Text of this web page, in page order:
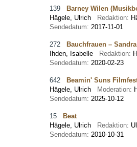
139 Barney Wilen
Hägele, Ulrich
Redaktion:
Sendedatum: 2017-11-01
272 Bauchfrauen –
Ihden, Isabelle
Redaktion:
Sendedatum: 2020-02-23
642 Beamin' Suns
Hägele, Ulrich
Moderation:
Sendedatum: 2025-10-12
15 Beat
Hägele, Ulrich
Redaktion:
Sendedatum: 2010-10-31